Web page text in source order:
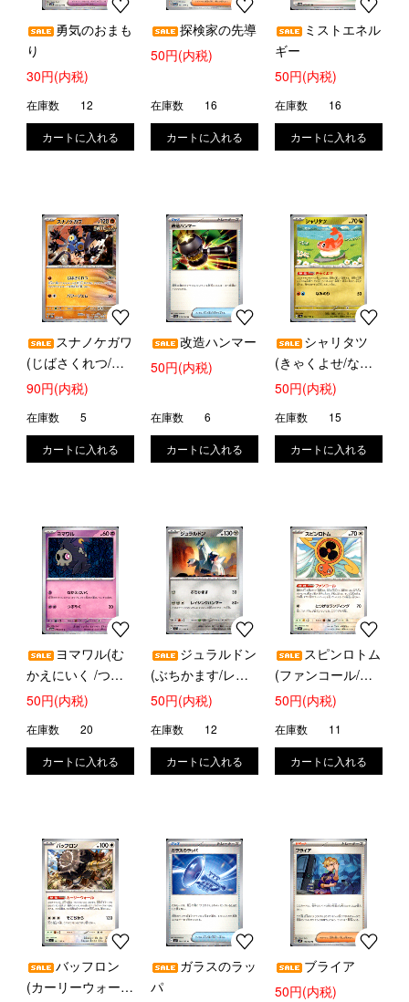
勇気のおまも
り
30円(内税)
在庫数 12
探検家の先導
50円(内税)
在庫数 16
ミストエネル
ギー
50円(内税)
在庫数 16
スナノケガワ
(じばさくれつ/パ
ワージェム)
90円(内税)
在庫数 5
改造ハンマー
50円(内税)
在庫数 6
シャリタツ
(きゃくよせ/なみ
のり)
50円(内税)
在庫数 15
ヨマワル(む
かえにいく /つぶ
やく)
50円(内税)
在庫数 20
ジュラルドン
(ぶちかます/レイ
ジングハンマー)
50円(内税)
在庫数 12
スピンロトム
(ファンコール/と
つげきランディン
50円(内税)
在庫数 11
バッフロン
(カーリーウォー
ガラスのラッ
パ
ブライア
50円(内税)